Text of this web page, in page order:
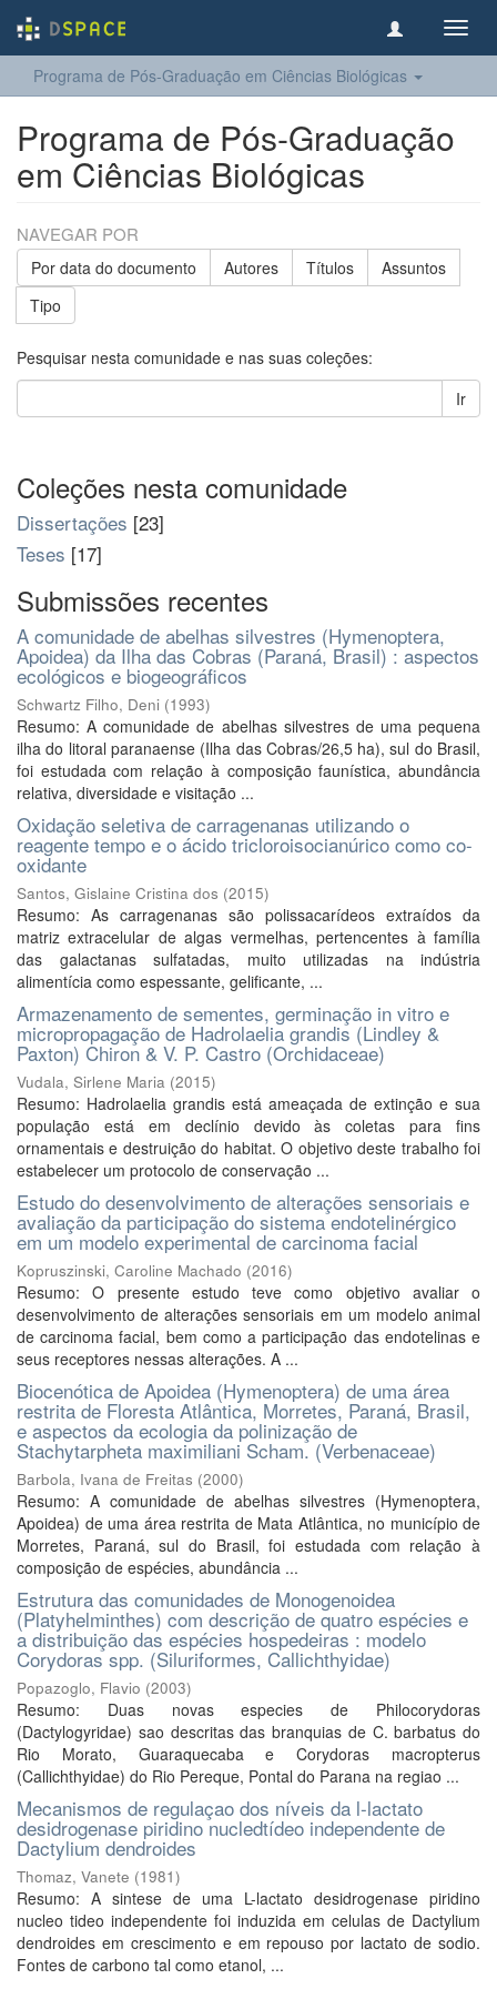
Programa de Pós-Graduação em Ciências Biológicas
Programa de Pós-Graduação
em Ciências Biológicas
NAVEGAR POR
Por data do documento Autores Títulos
Assuntos
Tipo
Pesquisar nesta comunidade e nas suas coleções:
Ir
Coleções nesta comunidade
Dissertações [23]
Teses [17]
Submissões recentes
A comunidade de abelhas silvestres (Hymenoptera,
Apoidea) da Ilha das Cobras (Paraná, Brasil) : aspectos
ecológicos e biogeográficos
Schwartz Filho, Deni (1993)
Resumo: A comunidade de abelhas silvestres de uma pequena
ilha do litoral paranaense (Ilha das Cobras/26,5 ha), sul do Brasil,
foi estudada com relação à composição faunística, abundância
relativa, diversidade e visitação ...
Oxidação seletiva de carragenanas utilizando o
reagente tempo e o ácido tricloroisocianúrico como co-
oxidante
Santos, Gislaine Cristina dos (2015)
Resumo: As carragenanas são polissacarídeos extraídos da
matriz extracelular de algas vermelhas, pertencentes à família
das galactanas sulfatadas, muito utilizadas na indústria
alimentícia como espessante, gelificante, ...
Armazenamento de sementes, germinação in vitro e
micropropagação de Hadrolaelia grandis (Lindley &
Paxton) Chiron & V. P. Castro (Orchidaceae)
Vudala, Sirlene Maria (2015)
Resumo: Hadrolaelia grandis está ameaçada de extinção e sua
população está em declínio devido às coletas para fins
ornamentais e destruição do habitat. O objetivo deste trabalho foi
estabelecer um protocolo de conservação ...
Estudo do desenvolvimento de alterações sensoriais e
avaliação da participação do sistema endotelinérgico
em um modelo experimental de carcinoma facial
Kopruszinski, Caroline Machado (2016)
Resumo: O presente estudo teve como objetivo avaliar o
desenvolvimento de alterações sensoriais em um modelo animal
de carcinoma facial, bem como a participação das endotelinas e
seus receptores nessas alterações. A ...
Biocenótica de Apoidea (Hymenoptera) de uma área
restrita de Floresta Atlântica, Morretes, Paraná, Brasil,
e aspectos da ecologia da polinização de
Stachytarpheta maximiliani Scham. (Verbenaceae)
Barbola, Ivana de Freitas (2000)
Resumo: A comunidade de abelhas silvestres (Hymenoptera,
Apoidea) de uma área restrita de Mata Atlântica, no município de
Morretes, Paraná, sul do Brasil, foi estudada com relação à
composição de espécies, abundância ...
Estrutura das comunidades de Monogenoidea
(Platyhelminthes) com descrição de quatro espécies e
a distribuição das espécies hospedeiras : modelo
Corydoras spp. (Siluriformes, Callichthyidae)
Popazoglo, Flavio (2003)
Resumo: Duas novas especies de Philocorydoras
(Dactylogyridae) sao descritas das branquias de C. barbatus do
Rio Morato, Guaraquecaba e Corydoras macropterus
(Callichthyidae) do Rio Pereque, Pontal do Parana na regiao ...
Mecanismos de regulaçao dos níveis da l-lactato
desidrogenase piridino nucledtídeo independente de
Dactylium dendroides
Thomaz, Vanete (1981)
Resumo: A sintese de uma L-lactato desidrogenase piridino
nucleo tideo independente foi induzida em celulas de Dactylium
dendroides em crescimento e em repouso por lactato de sodio.
Fontes de carbono tal como etanol, ...